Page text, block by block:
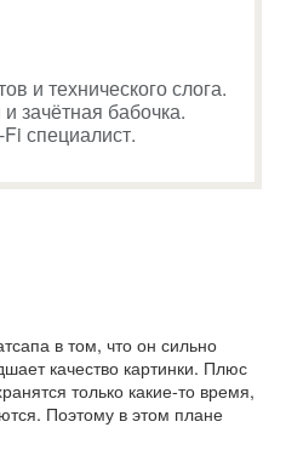
и технического слога.
зачётная бабочка.
специалист.
в том, что он сильно
качество картинки. Плюс
только какие-то время,
Поэтому в этом плане